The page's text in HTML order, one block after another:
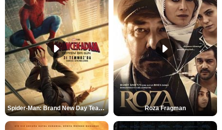
Spider-Man: Brand New Day Teaser Roza Fragman